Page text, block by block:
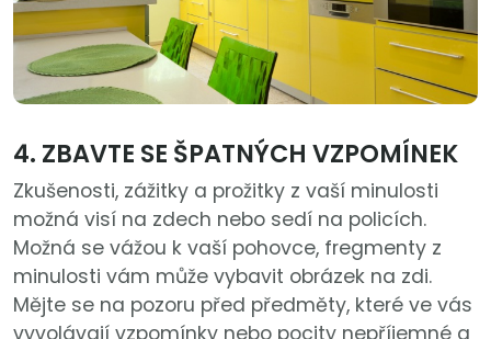
4. ZBAVTE SE ŠPATNÝCH VZPOMÍNEK
Zkušenosti, zážitky a prožitky z vaší minulosti
možná visí na zdech nebo sedí na policích.
Možná se vážou k vaší pohovce, fregmenty z
minulosti vám může vybavit obrázek na zdi.
Mějte se na pozoru před předměty, které ve vás